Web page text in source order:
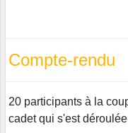
Compte-rendu
20 participants à la
cadet qui s'est